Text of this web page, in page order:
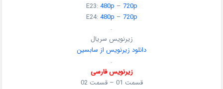
E23:480p – 720p
E24:480p – 720p
.
زیرنویس سریال
دانلود زیرنویس از سابسین
.
زیرنویس فارسی
قسمت 01 – قسمت 02